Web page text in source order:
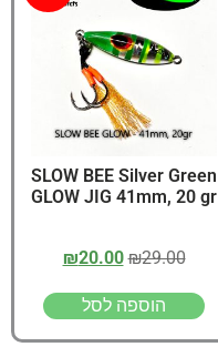
SLOW BEE Silver Green
GLOW JIG 41mm, 20 gr
₪29.00
₪20.00
הוספה לסל